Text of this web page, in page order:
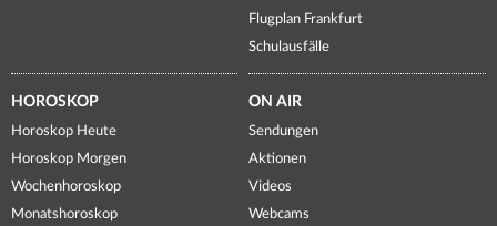
Flugplan Frankfurt
Schulausfälle
HOROSKOP
Horoskop Heute
Horoskop Morgen
Wochenhoroskop
Monatshoroskop
ON AIR
Sendungen
Aktionen
Videos
Webcams